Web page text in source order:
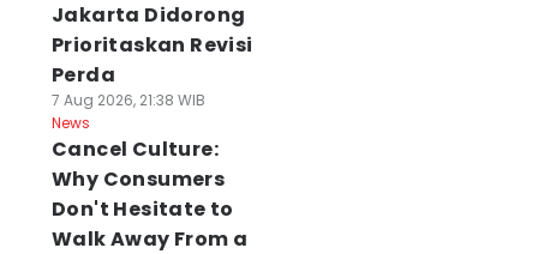
Jakarta Didorong
Prioritaskan Revisi
Perda
7 Aug 2026, 21:38 WIB
News
Cancel Culture:
Why Consumers
Don't Hesitate to
Walk Away From a